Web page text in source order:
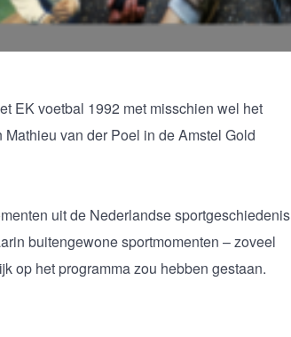
EK voetbal 1992 met misschien wel het
van der Poel in de Amstel Gold
uit de Nederlandse sportgeschiedenis
buitengewone sportmomenten – zoveel
op het programma zou hebben gestaan.